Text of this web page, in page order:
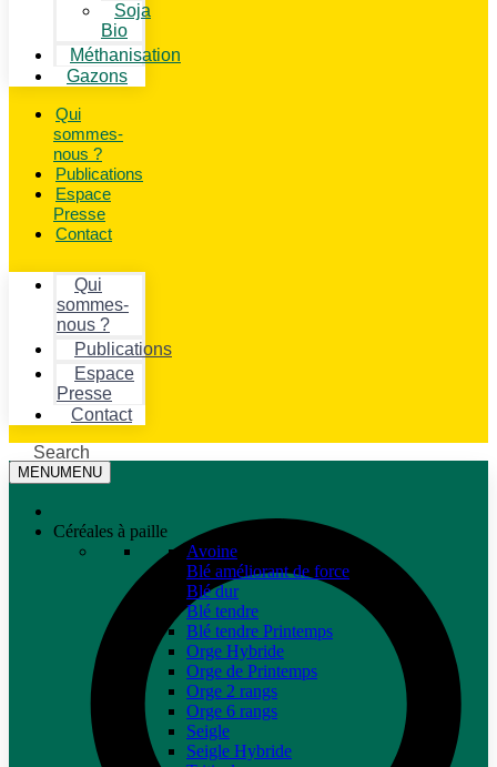
Soja
Bio
Méthanisation
Gazons
Qui
sommes-
nous ?
Publications
Espace
Presse
Contact
Qui
sommes-
nous ?
Publications
Espace
Presse
Contact
Search
MENUMENU
Céréales à paille
Avoine
Blé améliorant de force
Blé dur
Blé tendre
Blé tendre Printemps
Orge Hybride
Orge de Printemps
Orge 2 rangs
Orge 6 rangs
Seigle
Seigle Hybride